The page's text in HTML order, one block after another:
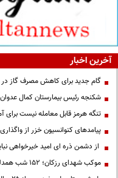
آخرین اخبار
گام جدید برای کاهش مصرف گاز
شکنجه رئیس بیمارستان کمال
تنگه هرمز قابل معامله نیست برای
پیامدهای کنوانسیون خزر از
از دشمن ذره ای امید خیرخواهی
موکب شهدای رزکان؛ ۱۵۲ شب همدلی، خدمت و میزبانی از مردم ولایت‌مدار شهریار